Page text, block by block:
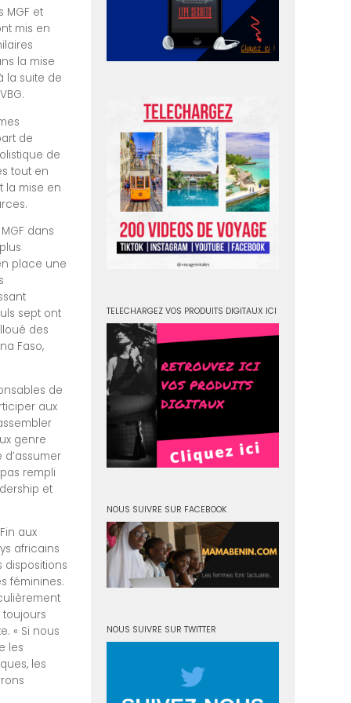
MGF et
mis en
la mise
la suite de
de
de
tout en
la mise en
dans
place une
sept ont
des
Faso,
de
aux
genre
rempli
et
aux
africains
dispositions
féminines.
toujours
« Si nous
les
les
TELECHARGEZ VOS PRODUITS DIGITAUX ICI
NOUS SUIVRE SUR FACEBOOK
NOUS SUIVRE SUR TWITTER